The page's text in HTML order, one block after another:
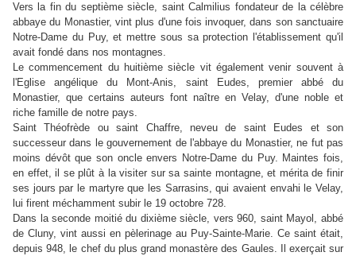
Vers la fin du septième siècle, saint Calmilius fondateur de la célèbre
abbaye du Monastier, vint plus d'une fois invoquer, dans son sanctuaire
Notre-Dame du Puy, et mettre sous sa protection l'établissement qu'il
avait fondé dans nos montagnes.
Le commencement du huitième siècle vit également venir souvent à
l'Eglise angélique du Mont-Anis, saint Eudes, premier abbé du
Monastier, que certains auteurs font naître en Velay, d'une noble et
riche famille de notre pays.
Saint Théofrède ou saint Chaffre, neveu de saint Eudes et son
successeur dans le gouvernement de l'abbaye du Monastier, ne fut pas
moins dévôt que son oncle envers Notre-Dame du Puy. Maintes fois,
en effet, il se plût à la visiter sur sa sainte montagne, et mérita de finir
ses jours par le martyre que les Sarrasins, qui avaient envahi le Velay,
lui firent méchamment subir le 19 octobre 728.
Dans la seconde moitié du dixième siècle, vers 960, saint Mayol, abbé
de Cluny, vint aussi en pèlerinage au Puy-Sainte-Marie. Ce saint était,
depuis 948, le chef du plus grand monastère des Gaules. Il exerçait sur